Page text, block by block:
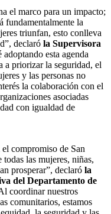
el marco para un impacto;
fundamentalmente la
triunfan, esto conlleva
declaró la Supervisora ​​
esta agenda
a priorizar la seguridad, el
y las personas no
la colaboración con el
asociadas
con igualdad de
compromiso de San
las mujeres, niñas,
prosperar”, declaró la
del Departamento de
coordinar nuestros
comunitarios, estamos